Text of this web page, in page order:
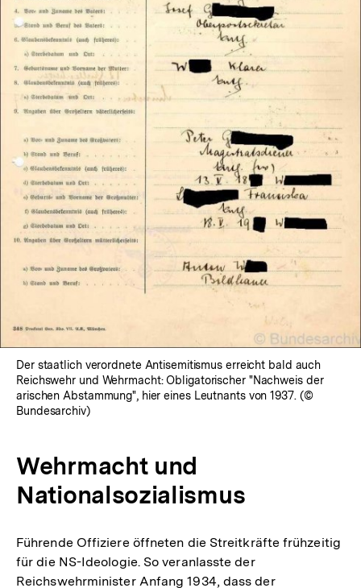
öffnen
Der staatlich verordnete Antisemitismus erreicht bald auch
Reichswehr und Wehrmacht: Obligatorischer "Nachweis der
arischen Abstammung", hier eines Leutnants von 1937. (©
Bundesarchiv)
Wehrmacht und
Nationalsozialismus
Führende Offiziere öffneten die Streitkräfte frühzeitig
für die NS-Ideologie. So veranlasste der
Reichswehrminister Anfang 1934, dass der